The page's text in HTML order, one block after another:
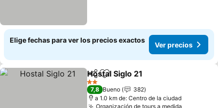
Elige fechas para ver los precios exactos
Ver precios
CompartirAgregar a favoritos
Hostal Siglo 21
2 Estrellas
7,8 Bueno
382
a 1.0 km de: Centro de la ciudad
Organización de tours a medida